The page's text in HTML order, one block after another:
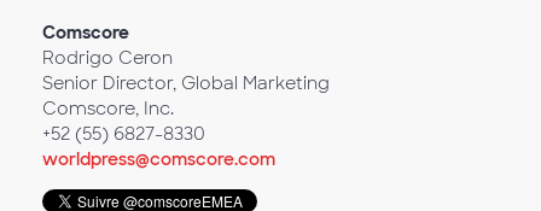
Comscore
Rodrigo Ceron
Senior Director, Global Marketing
Comscore, Inc.
+52 (55) 6827-8330
worldpress@comscore.com